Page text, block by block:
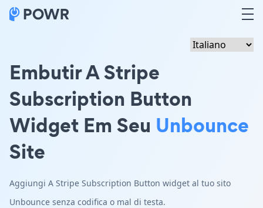
Embutir A Stripe
Subscription Button
Widget Em Seu Unbounce
Site
Aggiungi A Stripe Subscription Button widget al tuo sito
Unbounce senza codifica o mal di testa.